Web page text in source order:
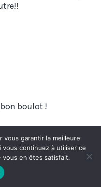
boulot !
vous garantir la meilleure
continuez à utiliser ce
vous en êtes satisfait.